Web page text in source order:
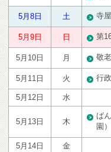
5月8日 土 寺
5月9日 日 第
5月10日 月 敬
5月11日 火 行
5月12日 水
5月13日 木
ば
園）
5月14日
金